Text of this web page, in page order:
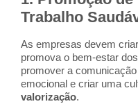
Trabalho
As empresas devem
promova o bem-estar
promover a
emocional e criar uma
valorização.